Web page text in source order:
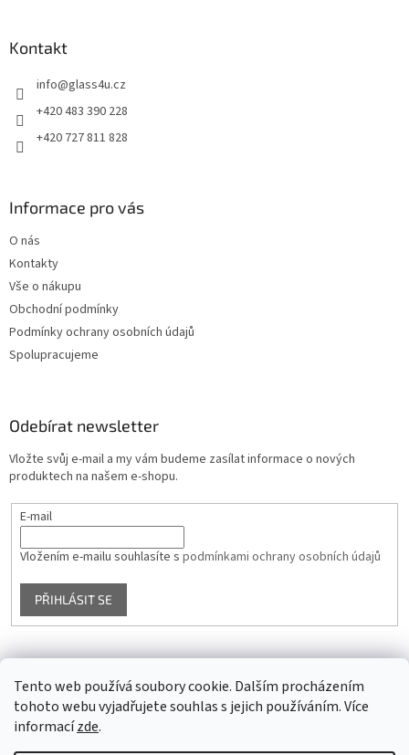
Tento web používá soubory cookie. Dalším procházením
tohoto webu vyjadřujete souhlas s jejich používáním. Více
informacízde.
Kontakt
info@glass4u.cz
+420 483 390 228
+420 727 811 828
Informace pro vás
O nás
Kontakty
Vše o nákupu
Obchodní podmínky
Podmínky ochrany osobních údajů
Spolupracujeme
Odebírat newsletter
Vložte svůj e-mail a my vám budeme zasílat informace o nových
produktech na našem e-shopu.
E-mail
Vložením e-mailu souhlasíte s podmínkami ochrany osobních údajů
PŘIHLÁSIT SE
Facebook